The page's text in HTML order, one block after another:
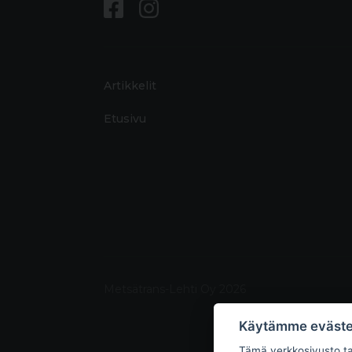
Artikkelit
Etusivu
Käytämme